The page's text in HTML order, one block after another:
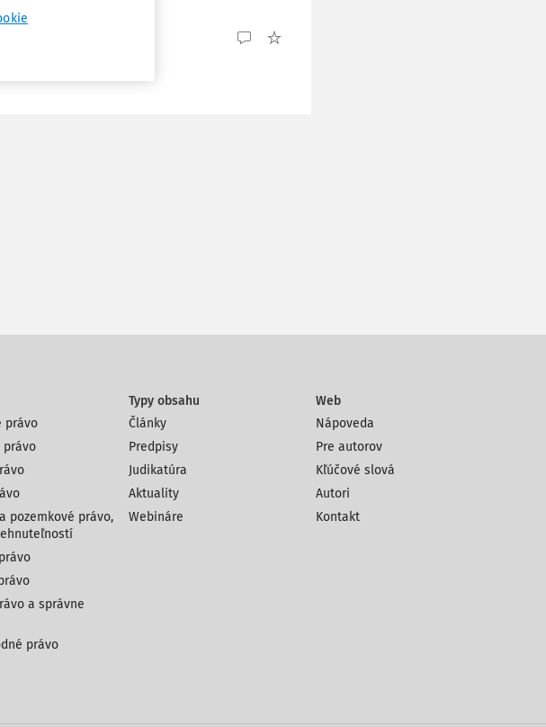
právo
právo
pozemkové právo,
a správne
právo
Typy obsahu
Články
Predpisy
Judikatúra
Aktuality
Webináre
Web
Nápoveda
Pre autorov
Kľúčové slová
Autori
Kontakt